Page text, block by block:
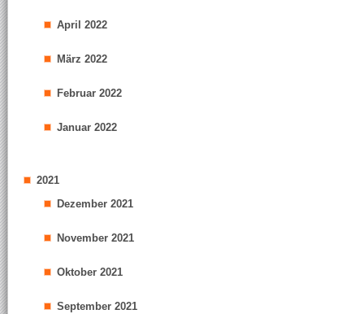
April 2022
März 2022
Februar 2022
Januar 2022
2021
Dezember 2021
November 2021
Oktober 2021
September 2021